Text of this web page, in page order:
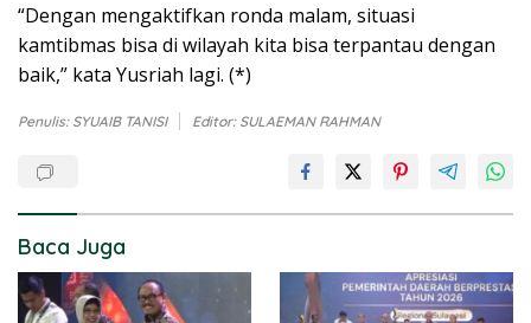
“Dengan mengaktifkan ronda malam, situasi
kamtibmas bisa di wilayah kita bisa terpantau dengan
baik,” kata Yusriah lagi. (*)
Penulis: SYUAIB TANISI Editor: SULAEMAN RAHMAN
Baca Juga